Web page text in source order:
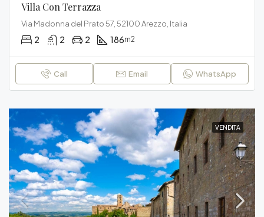
Villa Con Terrazza
Via Madonna del Prato 57, 52100 Arezzo, Italia
2 2 2 186m2
Call Email WhatsApp
VENDITA